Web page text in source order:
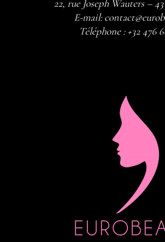
22, rue Joseph Wauters –
E-mail:
Téléphone :+32 476